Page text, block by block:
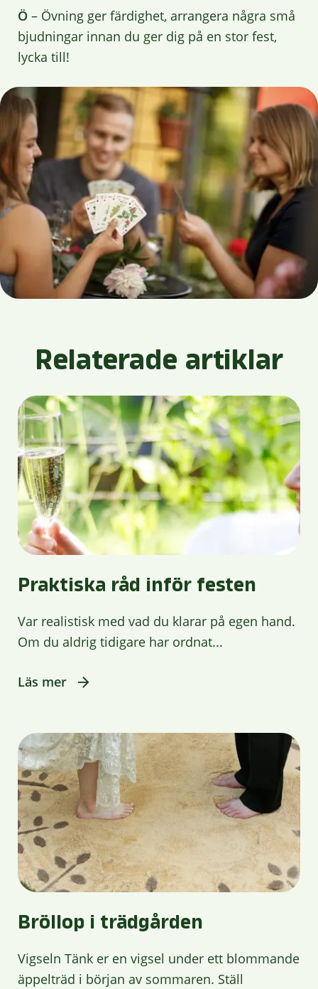
Ö – Övning ger färdighet, arrangera några små
bjudningar innan du ger dig på en stor fest,
lycka till!
Relaterade artiklar
Praktiska råd inför festen
Var realistisk med vad du klarar på egen hand.
Om du aldrig tidigare har ordnat...
Läs mer
Bröllop i trädgården
Vigseln Tänk er en vigsel under ett blommande
äppelträd i början av sommaren. Ställ